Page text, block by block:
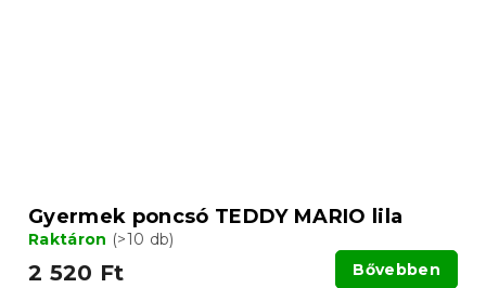
Gyermek poncsó TEDDY MARIO lila
Raktáron (>10 db)
2 520 Ft Bővebben